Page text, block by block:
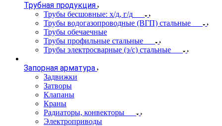
Трубная продукция
Трубы бесшовные: х/д, г/д
Трубы водогазопроводные (ВГП) стальные
Трубы обечаечные
Трубы профильные стальные
Трубы электросварные (э/с) стальные
Запорная арматура
Задвижки
Затворы
Клапаны
Краны
Радиаторы, конвекторы
Электроприводы